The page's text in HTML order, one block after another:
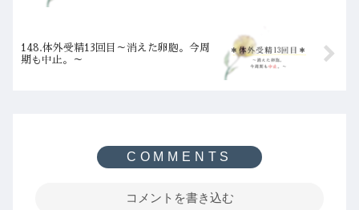
148.体外受精13回目～消えた卵胞。今周
期も中止。～
コメントを書き込む